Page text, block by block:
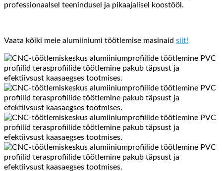
professionaalsel teenindusel ja pikaajalisel koostööl.
Vaata kõiki meie alumiiniumi töötlemise masinaid siit!